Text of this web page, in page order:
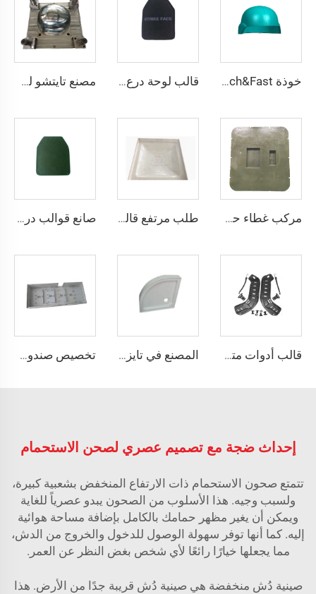
خوذة Mich&Fast قوالب خوذة الأمان PE بالحرارة مع قضبان جانبية قالب لوحة درع الجسم بـ 2/4/8/16 تجويف، قالب لوحة الأراميد UHMWPE، قوالب تشكيل بالضغط، مصنّع القوالب مصنع تايتشو لموديلات الخوذة البلاستيكية خوذة بلاستيكية مخصصة لموديلات المطاط
مركب غطاء حماية SMC المركب درع PE قالب لوحة بلاستيكي قالب ضغط بلاستيكي مدينة القوالب تايزهو طلب مرتفع قالب لوحة خزان المياه SMC الضاغط صانع قوالب دروع مقاومة للرصاص
قالب أدوات متداول في تاizhou لملحقات الخوذة الواقية المصنع في تايزهو مolds أداة بلاستيكية مقاومة للحرارة لحوض الاستحمام بالتشكيل تخصيص صندوق عدادات الكهرباء القالب SMC قالب للضغط
إحداث ضجة مع تصميم عصري لصحن الاستحمام
تتمتع صحون الاستحمام ذات الارتفاع المنخفض بشعبية كبيرة،
ولسبب وجيه. هذا الأسلوب من الصحون يبدو عصرياً للغاية
ويمكن أن يغير مظهر حمامك بالكامل بإضافة مساحة هوائية
إليه. كما أنها توفر سهولة الوصول للدخول والخروج من الدش،
مما يجعلها خيارًا رائعًا لأي شخص بغض النظر عن العمر.
صينية دُش منخفضة هي صينية دُش قريبة جدًا من الأرض. هذا